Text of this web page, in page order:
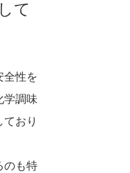
て
全性を
学調味
おり
のも特